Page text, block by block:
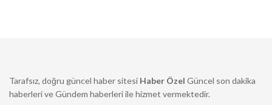
Tarafsız, doğru güncel haber sitesi Haber Özel Güncel son dakika
haberleri ve Gündem haberleri ile hizmet vermektedir.